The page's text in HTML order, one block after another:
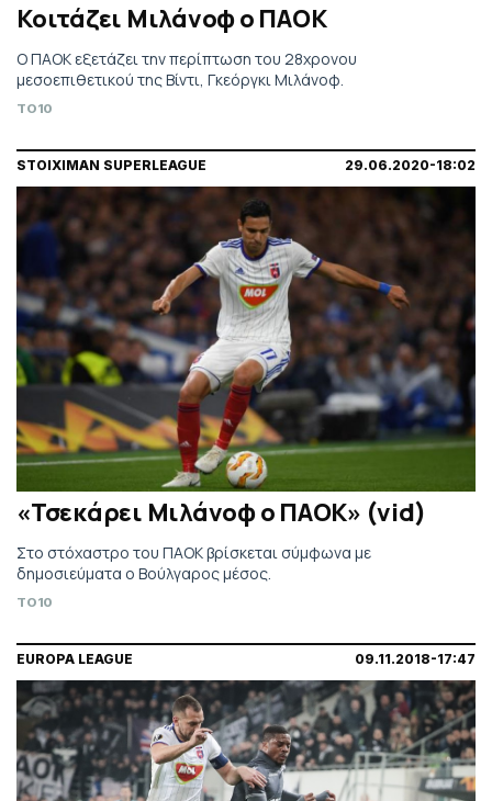
Κοιτάζει Μιλάνοφ ο ΠΑΟΚ
Ο ΠΑΟΚ εξετάζει την περίπτωση του 28χρονου
μεσοεπιθετικού της Βίντι, Γκεόργκι Μιλάνοφ.
TO10
STOIXIMAN SUPERLEAGUE 29.06.2020-18:02
«Τσεκάρει Μιλάνοφ ο ΠΑΟΚ» (vid)
Στο στόχαστρο του ΠΑΟΚ βρίσκεται σύμφωνα με
δημοσιεύματα ο Βούλγαρος μέσος.
TO10
EUROPA LEAGUE 09.11.2018-17:47